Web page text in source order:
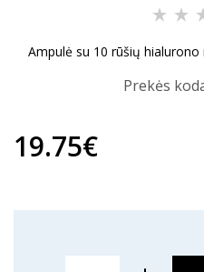
Ampulė su 10 rūšių
Prekės
19.75€